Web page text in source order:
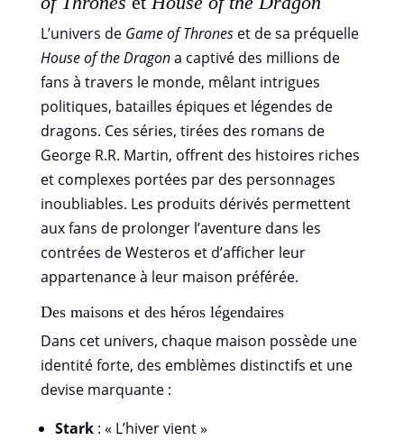
L’univers de Game of Throneset de sa préquelle
House of the Dragona captivé des millions de
fans à travers le monde, mêlant intrigues
politiques, batailles épiques et légendes de
dragons. Ces séries, tirées des romans de
George R.R. Martin, offrent des histoires riches
et complexes portées par des personnages
inoubliables. Les produits dérivés permettent
aux fans de prolonger l’aventure dans les
contrées de Westeros et d’afficher leur
appartenance à leur maison préférée.
Des maisons et des héros légendaires
Dans cet univers, chaque maison possède une
identité forte, des emblèmes distinctifs et une
devise marquante :
Stark: « L’hiver vient »